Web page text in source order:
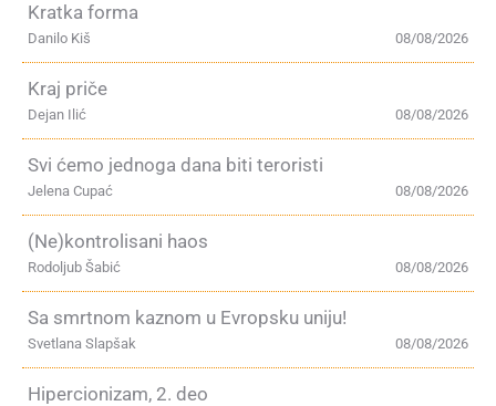
Kratka forma
08/08/2026
Danilo Kiš
Kraj priče
08/08/2026
Dejan Ilić
Svi ćemo jednoga dana biti teroristi
08/08/2026
Jelena Cupać
(Ne)kontrolisani haos
08/08/2026
Rodoljub Šabić
Sa smrtnom kaznom u Evropsku uniju!
08/08/2026
Svetlana Slapšak
Hipercionizam, 2. deo